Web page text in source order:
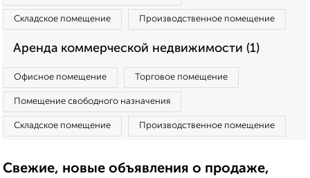
Складское помещение Производственное помещение
Аренда коммерческой недвижимости (1)
Офисное помещение Торговое помещение
Помещение свободного назначения
Складское помещение Производственное помещение
Свежие, новые объявления о продаже,